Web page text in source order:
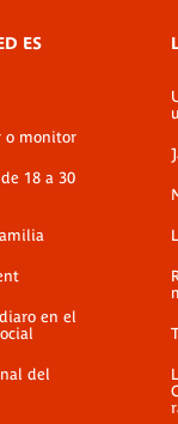
ES
o monitor
18 a 30
en el
del